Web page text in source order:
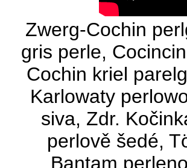
Zwerg-Cochin
gris perle,
Cochin kriel
Karlowaty
siva, Zdr.
perlově šedé,
Bantam